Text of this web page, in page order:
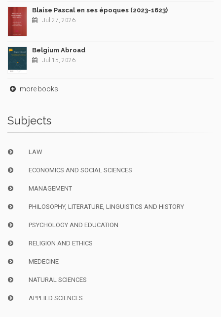
Blaise Pascal en ses époques (2023-1623)
Jul 27, 2026
Belgium Abroad
Jul 15, 2026
more books
Subjects
LAW
ECONOMICS AND SOCIAL SCIENCES
MANAGEMENT
PHILOSOPHY, LITERATURE, LINGUISTICS AND HISTORY
PSYCHOLOGY AND EDUCATION
RELIGION AND ETHICS
MEDECINE
NATURAL SCIENCES
APPLIED SCIENCES